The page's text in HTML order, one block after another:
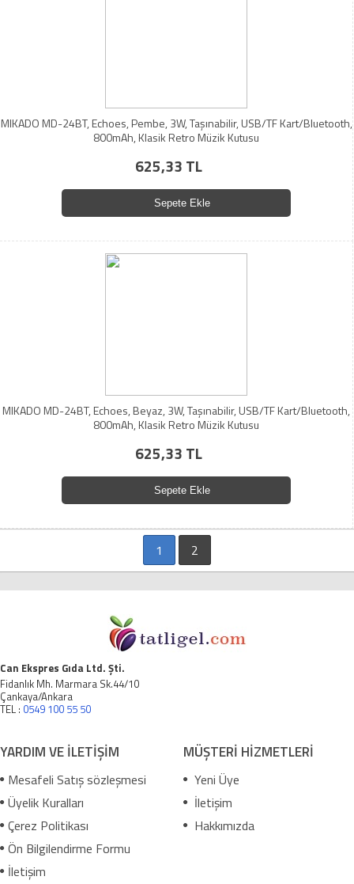
MIKADO MD-24BT, Echoes, Pembe, 3W, Taşınabilir, USB/TF Kart/Bluetooth,
800mAh, Klasik Retro Müzik Kutusu
625,33 TL
Sepete Ekle
MIKADO MD-24BT, Echoes, Beyaz, 3W, Taşınabilir, USB/TF Kart/Bluetooth,
800mAh, Klasik Retro Müzik Kutusu
625,33 TL
Sepete Ekle
1 2
Can Ekspres Gıda Ltd. Şti.
Fidanlık Mh. Marmara Sk.44/10
Çankaya/Ankara
TEL : 0549 100 55 50
YARDIM VE İLETİŞİM
Mesafeli Satış sözleşmesi
Üyelik Kuralları
Çerez Politikası
Ön Bilgilendirme Formu
İletişim
MÜŞTERİ HİZMETLERİ
Yeni Üye
İletişim
Hakkımızda